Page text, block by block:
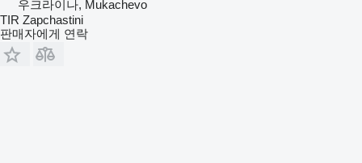
우크라이나, Mukachevo
TIR Zapchastini
판매자에게 연락